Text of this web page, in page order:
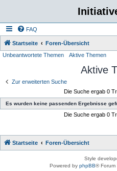
FAQ
Startseite Foren-Übersicht
Unbeantwortete Themen Aktive Themen
Aktive
Zur erweiterten Suche
Die Suche ergab 0
Es wurden keine passenden Ergebnisse
Die Suche ergab 0
Startseite Foren-Übersicht
Style
Powered by phpBB® Forum